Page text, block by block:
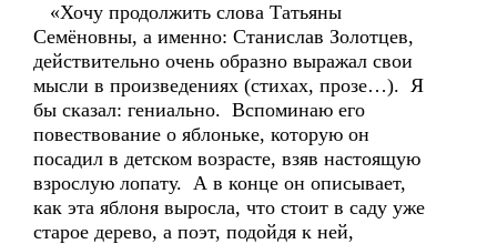
«Хочу продолжить слова Татьяны
Семёновны, а именно: Станислав Золотцев,
действительно очень образно выражал свои
мысли в произведениях (стихах, прозе…). Я
бы сказал: гениально. Вспоминаю его
повествование о яблоньке, которую он
посадил в детском возрасте, взяв настоящую
взрослую лопату. А в конце он описывает,
как эта яблоня выросла, что стоит в саду уже
старое дерево, а поэт, подойдя к ней,